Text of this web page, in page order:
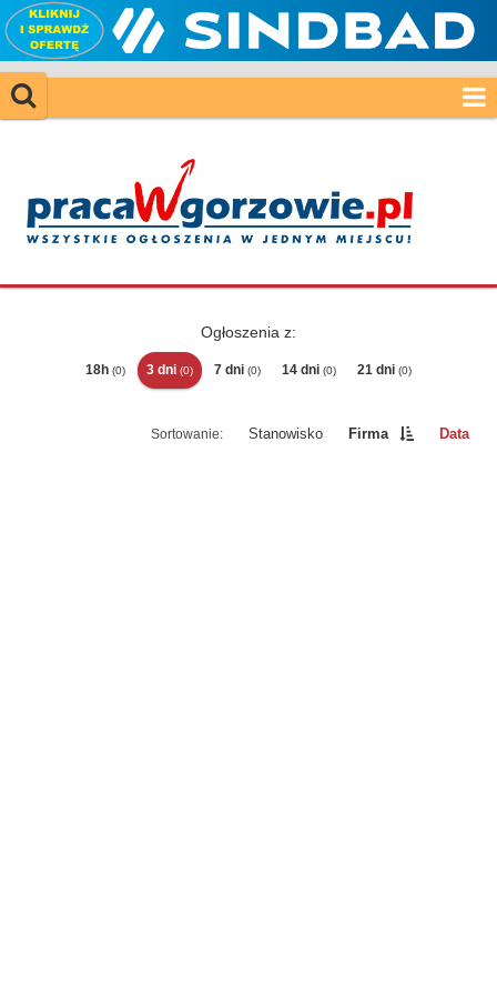
Ogłoszenia z:
18h (0) 3 dni (0) 7 dni (0) 14 dni (0) 21 dni (0)
Stanowisko Firma Data